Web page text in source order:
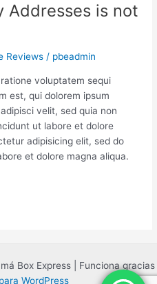
Addresses is not
Reviews / pbeadmin
voluptatem sequi
est, qui dolorem ipsum
velit, sed quia non
ut labore et dolore
adipisicing elit, sed do
et dolore magna aliqua.
Box Express | Funciona gracias
WordPress